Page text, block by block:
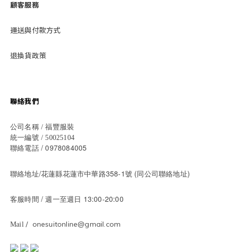
顧客服務
運送與付款方式
退換貨政策
聯絡我們
公司名稱 / 福豐服裝
統一編號 / 50025104
聯絡電話/ 0978084005
聯絡地址/花蓮縣花蓮市中華路358-1號 (同公司聯絡地址)
客服時間 / 週一至週日 13:00-20:00
Mail/ onesuitonline@gmail.com